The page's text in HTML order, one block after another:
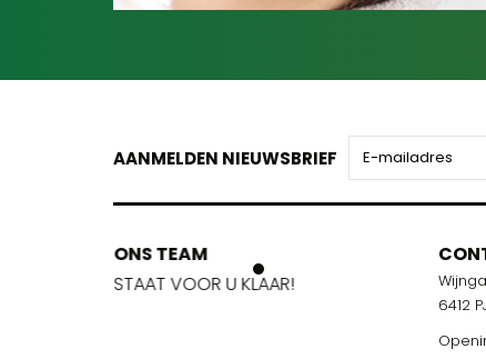
AANMELDEN NIEUWSBRIEF
ONS TEAM
STAAT VOOR U KLAAR!
ONS
STAAT
6412